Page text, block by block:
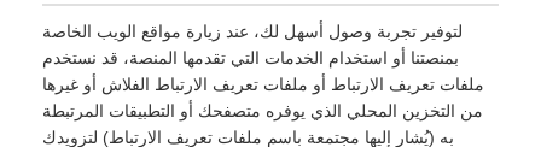
لتوفير تجربة وصول أسهل لك، عند زيارة مواقع الويب الخاصة
بمنصتنا أو استخدام الخدمات التي تقدمها المنصة، قد نستخدم
ملفات تعريف الارتباط أو ملفات تعريف الارتباط الفلاش أو غيرها
من التخزين المحلي الذي يوفره متصفحك أو التطبيقات المرتبطة
به (يُشار إليها مجتمعة باسم ملفات تعريف الارتباط) لتزويدك